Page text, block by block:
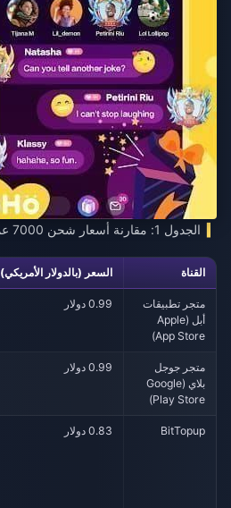
الجدول 1: مقارنة أسعار شحن 7000 عملة YoHo (يونيو 2026)
القناة السعر (بالدولار الأمريكي)
متجر تطبيقات
أبل (Apple
App Store)
0.99 دولار
متجر جوجل
بلاي (Google
Play Store)
0.99 دولار
BitTopup 0.83 دولار